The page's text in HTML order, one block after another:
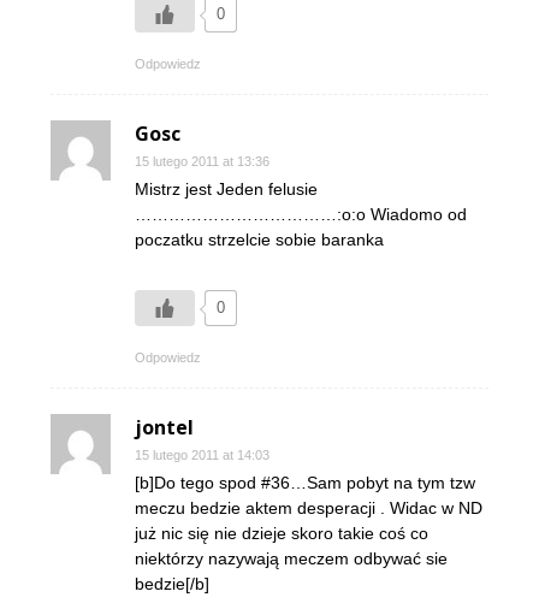
0
Odpowiedz
Gosc
15 lutego 2011 at 13:36
Mistrz jest Jeden felusie
………………………………:o:o Wiadomo od
poczatku strzelcie sobie baranka
0
Odpowiedz
jontel
15 lutego 2011 at 14:03
[b]Do tego spod #36…Sam pobyt na tym tzw
meczu bedzie aktem desperacji . Widac w ND
już nic się nie dzieje skoro takie coś co
niektórzy nazywają meczem odbywać sie
bedzie[/b]